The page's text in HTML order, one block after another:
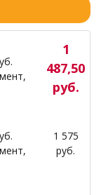
1
487,50
руб.
1 575
руб.